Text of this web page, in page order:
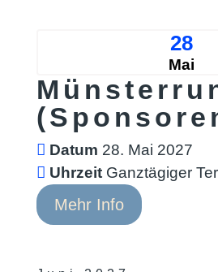
28
Mai
Datum 28. Mai 2027
Uhrzeit Ganztägiger
Mehr Info